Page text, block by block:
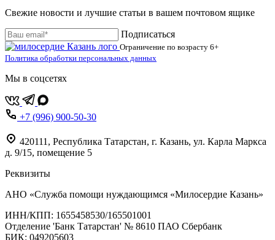
Свежие новости и лучшие статьи в вашем почтовом ящике
Подписаться
Ограничение по возрасту 6+
Политика обработки персональных данных
Мы в соцсетях
+7 (996) 900-50-30
420111 , Республика Татарстан, г. Казань, ул. Карла Маркса
д. 9/15, помещение 5
Реквизиты
АНО «Служба помощи нуждающимся «Милосердие Казань»
‌ИНН/КПП: 1655458530/165501001
Отделение 'Банк Татарстан' № 8610 ПАО Сбербанк
БИК: 049205603